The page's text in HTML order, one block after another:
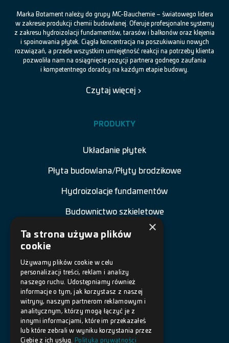
Marka Botament należy do grupy MC-Bauchemie – światowego lidera
w zakresie produkcji chemii budowlanej. Oferuje profesjonalne systemy
z zakresu hydroizolacji fundamentów, tarasów i balkonów oraz klejenia
i spoinowania płytek. Ciągła koncentracja na poszukiwaniu nowych
rozwiązań, a przede wszystkim umiejętność reakcji na potrzeby klienta
pozwoliła nam na osiągnięcie pozycji partnera godnego zaufania
i kompetentnego doradcy na każdym etapie budowy.
Czytaj więcej
PRODUKTY
Układanie płytek
Płyta budowlana/Płyty brodzikowe
Hydroizolacje fundamentów
Budownictwo szkieletowe
Renowacja budowli
Posadzki żywiczne
Akcesoria
DOKUMENTY
×
Ta strona używa plików
cookie
Używamy plików cookie w celu
personalizacji treści, reklam i analizy
naszego ruchu. Udostępniamy również
informacje o tym, jak korzystasz z naszej
witryny, naszym partnerom reklamowym i
analitycznym, którzy mogą łączyć je z
innymi informacjami, które im przekazałeś
lub które zebrali w wyniku korzystania przez
Ciebie z ich usług.
Polityka prywatności